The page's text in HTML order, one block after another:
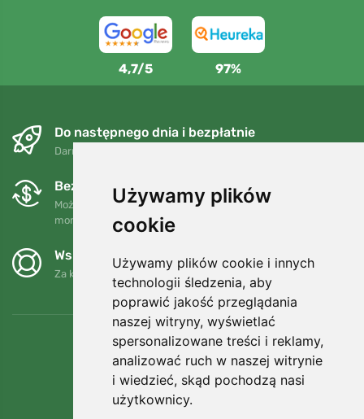
Używamy plików
cookie
Używamy plików cookie i innych
technologii śledzenia, aby
poprawić jakość przeglądania
naszej witryny, wyświetlać
spersonalizowane treści i reklamy,
analizować ruch w naszej witrynie
i wiedzieć, skąd pochodzą nasi
użytkownicy.
4,7/5 97%
Do następnego dnia i bezpłatnie
Darmowa wysyłka dla zamówień powyżej 250 PLN
Bezpłatne wymiany i zwroty
Możesz zwrócić lub wymienić swoje zamówienie w dowolnym
momencie w ciągu 90 dni.
Wspieramy Trees.org
Za każde zamówienie sadzimy drzewo! Czytaj więcej